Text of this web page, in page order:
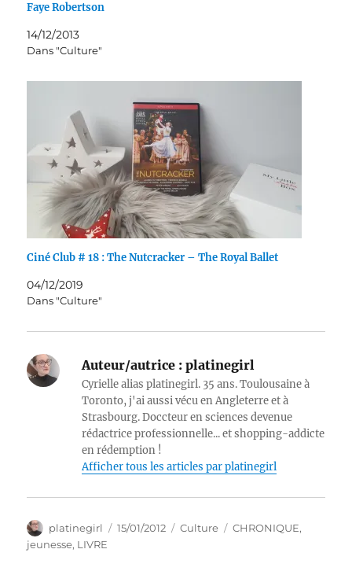
Faye Robertson
14/12/2013
Dans "Culture"
Ciné Club # 18 : The Nutcracker – The Royal Ballet
04/12/2019
Dans "Culture"
Auteur/autrice : platinegirl
Cyrielle alias platinegirl. 35 ans. Toulousaine à
Toronto, j'ai aussi vécu en Angleterre et à
Strasbourg. Doccteur en sciences devenue
rédactrice professionnelle... et shopping-addicte
en rédemption !
Afficher tous les articles par platinegirl
Auteur
platinegirl
Publié
15/01/2012 Catégories
Culture Étiquettes
CHRONIQUE,
jeunesse, LIVRE